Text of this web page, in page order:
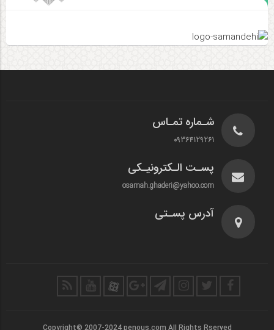
شـماره تمـاس
09364129261
پسـت الـکترونیـکی
osamah.ghaderi@yahoo.com
آدرس پسـتی